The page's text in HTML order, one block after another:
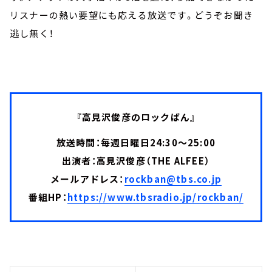
リスナーの熱い要望にも応える放送です。どうぞお聞き
逃し無く！
『高見沢俊彦のロックばん』
放送時間：毎週日曜日24:30～25:00
出演者：高見沢俊彦（THE ALFEE）
メールアドレス： rockban@tbs.co.jp
番組HP：https://www.tbsradio.jp/rockban/